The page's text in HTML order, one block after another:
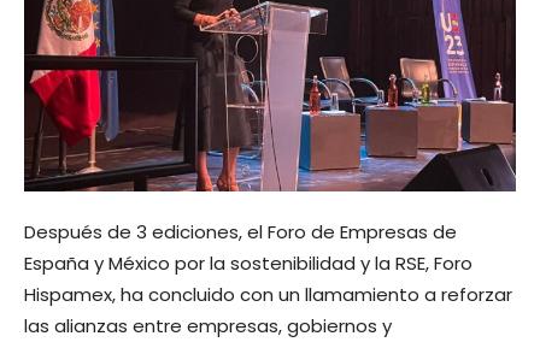
Después de 3 ediciones, el Foro de Empresas de
España y México por la sostenibilidad y la RSE, Foro
Hispamex, ha concluido con un llamamiento a reforzar
las alianzas entre empresas, gobiernos y